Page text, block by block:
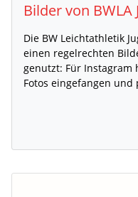
Bilder von BWLA
Die BW Leichtathletik
einen regelrechten
genutzt: Für
Fotos eingefangen